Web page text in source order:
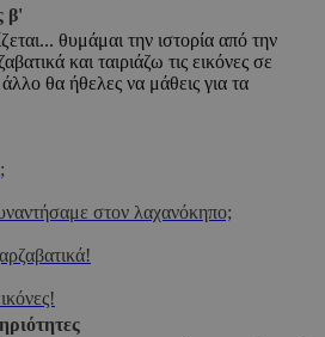
β'
θυμάμαι την ιστορία από την
και ταιριάζω τις εικόνες σε
θα ήθελες να μάθεις για τα
στον λαχανόκηπο;